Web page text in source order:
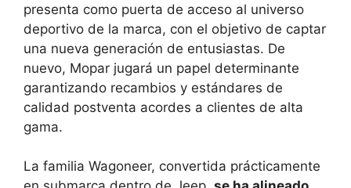
presenta como puerta de acceso al universo
deportivo de la marca, con el objetivo de captar
una nueva generación de entusiastas. De
nuevo, Mopar jugará un papel determinante
garantizando recambios y estándares de
calidad postventa acordes a clientes de alta
gama.
La familia Wagoneer, convertida prácticamente